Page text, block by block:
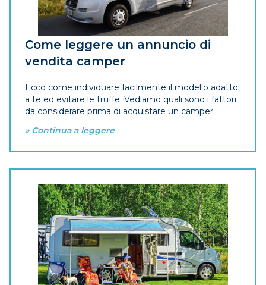
Come leggere un annuncio di
vendita camper
Ecco come individuare facilmente il modello adatto
a te ed evitare le truffe. Vediamo quali sono i fattori
da considerare prima di acquistare un camper.
» Continua a leggere